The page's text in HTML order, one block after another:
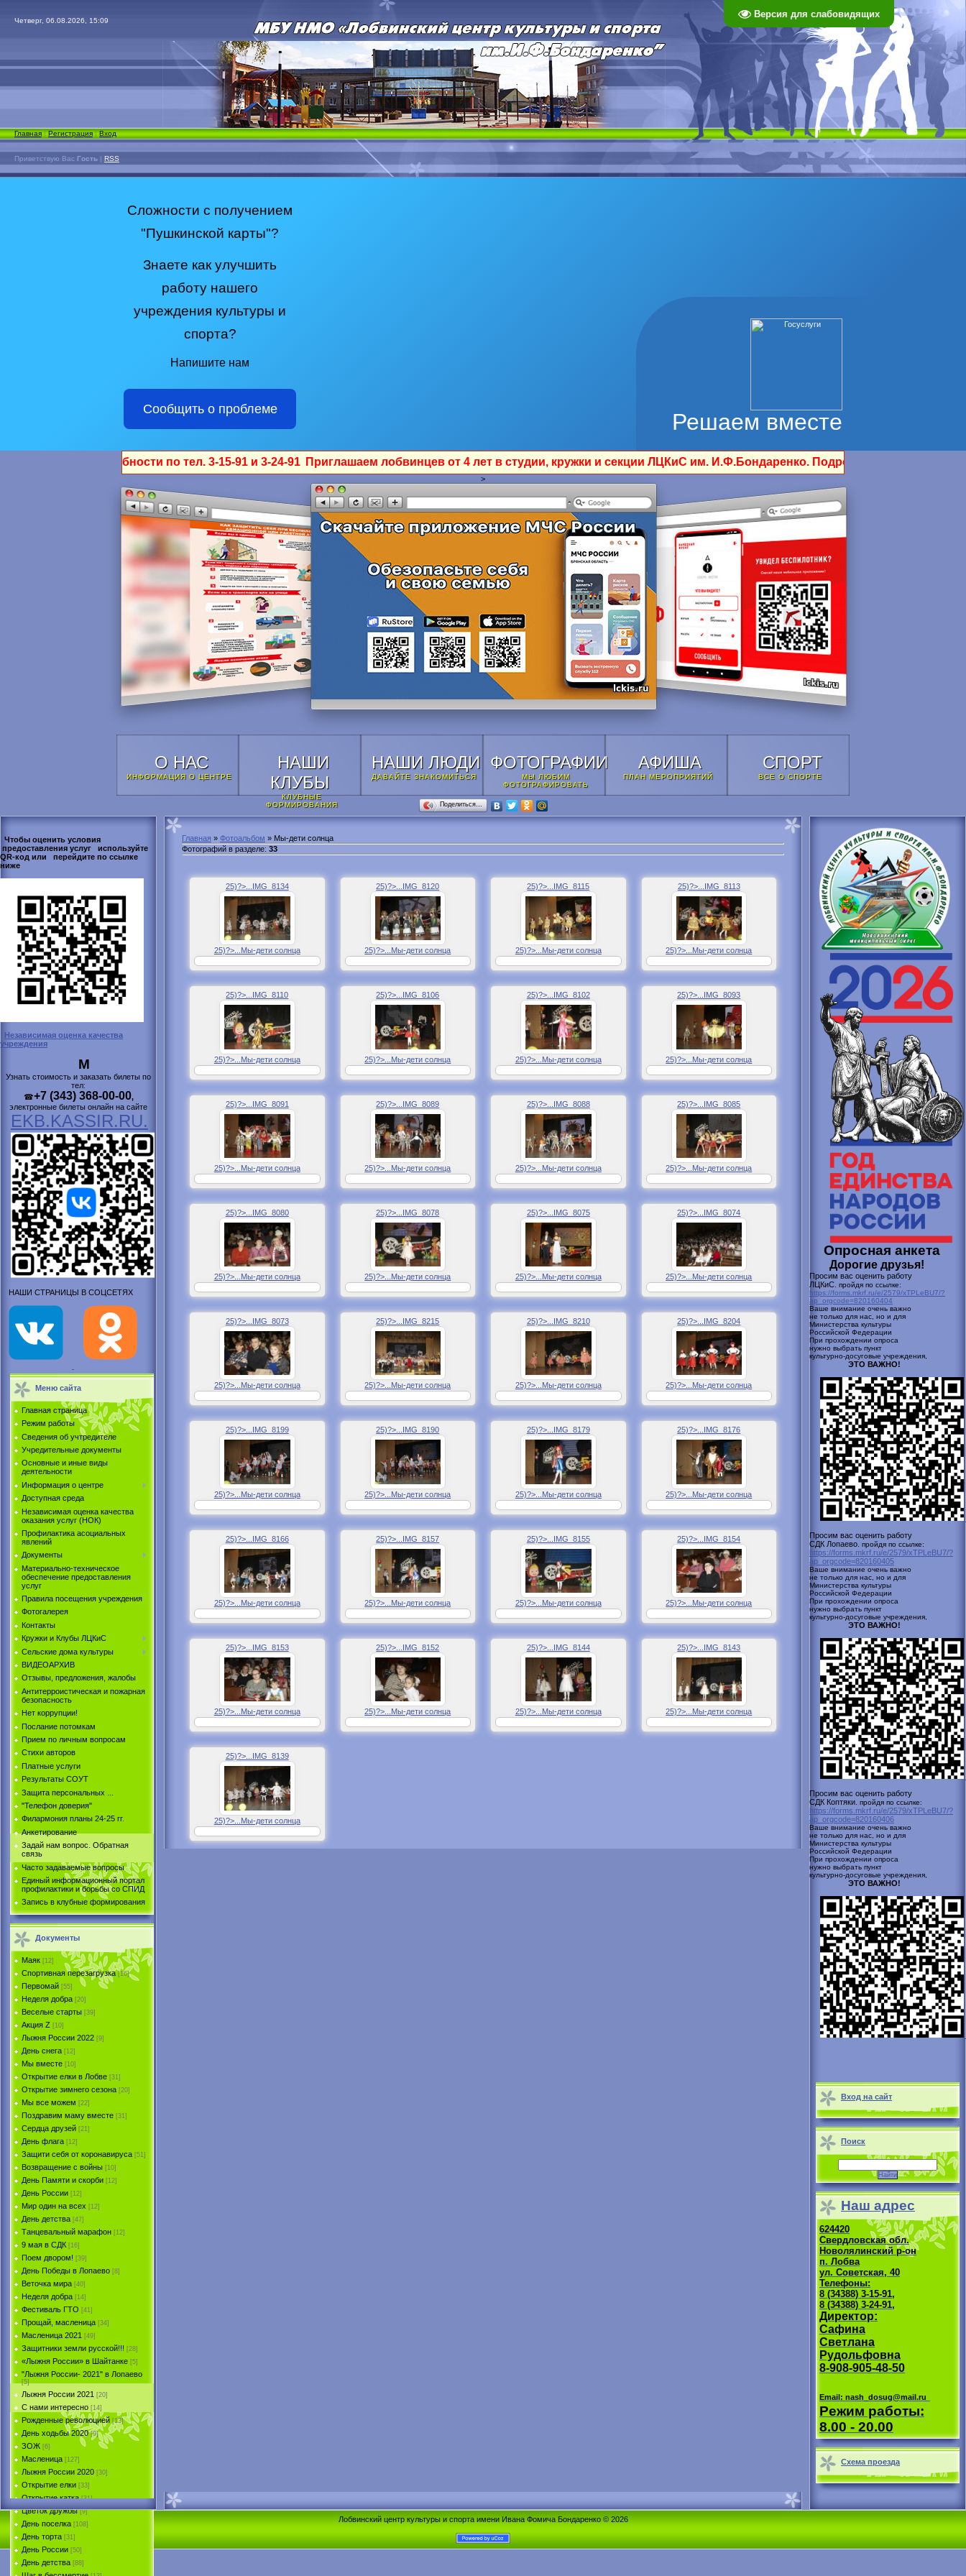
Версия для слабовидящих
Четверг, 06.08.2026, 15:09
Главная|Регистрация|Вход
Приветствую Вас Гость | RSS
Решаем вместе
Сложности с получением
"Пушкинской карты"?
Знаете как улучшить
работу нашего
учреждения культуры и
спорта?
Напишите нам
Сообщить о проблеме
по тел. 3-15-91 и 3-24-91 Приглашаем лобвинцев от 4 лет в студии, кружки и секции ЛЦКиС им. И.Ф.Бондаренко. Подробности по тел. 3-15-91 и 3-24-91
>
О НАС
ИНФОРМАЦИЯ О ЦЕНТРЕ
НАШИ
КЛУБЫ
КЛУБНЫЕ
ФОРМИРОВАНИЯ
НАШИ ЛЮДИ
ДАВАЙТЕ ЗНАКОМИТЬСЯ
ФОТОГРАФИИ
МЫ ЛЮБИМ
ФОТОГРАФИРОВАТЬ
АФИША
ПЛАН МЕРОПРИЯТИЙ
СПОРТ
ВСЕ О СПОРТЕ
Поделиться…
Чтобы оценить условия
предоставления услуг используйте
QR-код или перейдите по ссылке
ниже
Независимая оценка качества
учреждения
М
Узнать стоимость и заказать билеты по
тел:
☎+7 (343) 368-00-00,
электронные билеты онлайн на сайте
EKB.KASSIR.RU.
НАШИ СТРАНИЦЫ В СОЦСЕТЯХ
Меню сайта
Главная страница
Режим работы
Сведения об учтредителе
Учредительные документы
Основные и иные виды
деятельности
Информация о центре
Доступная среда
Независимая оценка качества
оказания услуг (НОК)
Профилактика асоциальных
явлений
Документы
Материально-техническое
обеспечение предоставления
услуг
Правила посещения учреждения
Фотогалерея
Контакты
Кружки и Клубы ЛЦКиС
Сельские дома культуры
ВИДЕОАРХИВ
Отзывы, предложения, жалобы
Антитерроистическая и пожарная
безопасность
Нет коррупции!
Послание потомкам
Прием по личным вопросам
Стихи авторов
Платные услуги
Результаты СОУТ
Защита персональных ...
"Телефон доверия"
Филармония планы 24-25 гг.
Анкетирование
Задай нам вопрос. Обратная
связь
Часто задаваемые вопросы
Единый информационный портал
профилактики и борьбы со СПИД
Запись в клубные формирования
Документы
Маяк [12]
Спортивная перезагрузка [16]
Первомай [55]
Неделя добра [20]
Веселые старты [39]
Акция Z [10]
Лыжня России 2022 [9]
День снега [12]
Мы вместе [10]
Открытие елки в Лобве [31]
Открытие зимнего сезона [20]
Мы все можем [22]
Поздравим маму вместе [31]
Сердца друзей [21]
День флага [12]
Защити себя от коронавируса [51]
Возвращение с войны [10]
День Памяти и скорби [12]
День России [12]
Мир один на всех [12]
День детства [47]
Танцевальный марафон [12]
9 мая в СДК [16]
Поем двором! [39]
День Победы в Лопаево [8]
Веточка мира [40]
Неделя добра [14]
Фестиваль ГТО [41]
Прощай, масленица [34]
Масленица 2021 [49]
Защитники земли русской!!! [28]
«Лыжня России» в Шайтанке [5]
"Лыжня России- 2021" в Лопаево
[5]
Лыжня России 2021 [20]
С нами интересно [14]
Рожденные революцией [13]
День ходьбы 2020 [9]
ЗОЖ [6]
Масленица [127]
Лыжня России 2020 [30]
Открытие елки [33]
Открытие катка [31]
Цветок дружбы [9]
День поселка [108]
День торта [31]
День России [50]
День детства [88]
Главная » Фотоальбом » Мы-дети солнца
Фотографий в разделе: 33
25)?>...IMG_8134
25)?>...Мы-дети солнца
25)?>...IMG_8120
25)?>...Мы-дети солнца
25)?>...IMG_8115
25)?>...Мы-дети солнца
25)?>...IMG_8113
25)?>...Мы-дети солнца
25)?>...IMG_8110
25)?>...Мы-дети солнца
25)?>...IMG_8106
25)?>...Мы-дети солнца
25)?>...IMG_8102
25)?>...Мы-дети солнца
25)?>...IMG_8093
25)?>...Мы-дети солнца
25)?>...IMG_8091
25)?>...Мы-дети солнца
25)?>...IMG_8089
25)?>...Мы-дети солнца
25)?>...IMG_8088
25)?>...Мы-дети солнца
25)?>...IMG_8085
25)?>...Мы-дети солнца
25)?>...IMG_8080
25)?>...Мы-дети солнца
25)?>...IMG_8078
25)?>...Мы-дети солнца
25)?>...IMG_8075
25)?>...Мы-дети солнца
25)?>...IMG_8074
25)?>...Мы-дети солнца
25)?>...IMG_8073
25)?>...Мы-дети солнца
25)?>...IMG_8215
25)?>...Мы-дети солнца
25)?>...IMG_8210
25)?>...Мы-дети солнца
25)?>...IMG_8204
25)?>...Мы-дети солнца
25)?>...IMG_8199
25)?>...Мы-дети солнца
25)?>...IMG_8190
25)?>...Мы-дети солнца
25)?>...IMG_8179
25)?>...Мы-дети солнца
25)?>...IMG_8176
25)?>...Мы-дети солнца
25)?>...IMG_8166
25)?>...Мы-дети солнца
25)?>...IMG_8157
25)?>...Мы-дети солнца
25)?>...IMG_8155
25)?>...Мы-дети солнца
25)?>...IMG_8154
25)?>...Мы-дети солнца
25)?>...IMG_8153
25)?>...Мы-дети солнца
25)?>...IMG_8152
25)?>...Мы-дети солнца
25)?>...IMG_8144
25)?>...Мы-дети солнца
25)?>...IMG_8143
25)?>...Мы-дети солнца
25)?>...IMG_8139
25)?>...Мы-дети солнца
Опросная анкета
Дорогие друзья!
Просим вас оценить работу
ЛЦКиС. пройдя по ссылке:
https://forms.mkrf.ru/e/2579/xTPLeBU7/?
ap_orgcode=820160404
Ваше внимание очень важно
не только для нас, но и для
Министерства культуры
Российской Федерации
При прохождении опроса
нужно выбрать пункт
культурно-досуговые учреждения,
ЭТО ВАЖНО!
Просим вас оценить работу
СДК Лопаево. пройдя по ссылке:
https://forms.mkrf.ru/e/2579/xTPLeBU7/?
ap_orgcode=820160405
Ваше внимание очень важно
не только для нас, но и для
Министерства культуры
Российской Федерации
При прохождении опроса
нужно выбрать пункт
культурно-досуговые учреждения,
ЭТО ВАЖНО!
Просим вас оценить работу
СДК Коптяки. пройдя по ссылке:
https://forms.mkrf.ru/e/2579/xTPLeBU7/?
ap_orgcode=820160406
Ваше внимание очень важно
не только для нас, но и для
Министерства культуры
Российской Федерации
При прохождении опроса
нужно выбрать пункт
культурно-досуговые учреждения,
ЭТО ВАЖНО!
Вход на сайт
Поиск
Наш адрес
624420
Свердловская обл.
Новолялинский р-он
п. Лобва
ул. Советская, 40
Телефоны:
8 (34388) 3-15-91,
8 (34388) 3-24-91,
Директор:
Сафина
Светлана
Рудольфовна
8-908-905-48-50
Email: nash_dosug@mail.ru
Режим работы:
8.00 - 20.00
Схема проезда
Лобвинский центр культуры и спорта имени Ивана Фомича Бондаренко © 2026